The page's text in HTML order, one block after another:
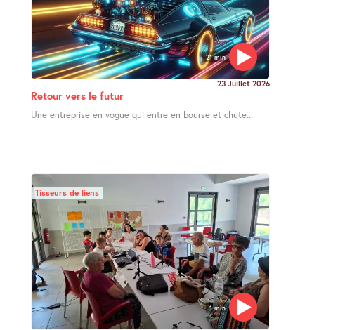
21 min
23 Juillet 2026
Retour vers le futur
Une entreprise en vogue qui entre en bourse et chute...
1 min
Tisseurs de liens